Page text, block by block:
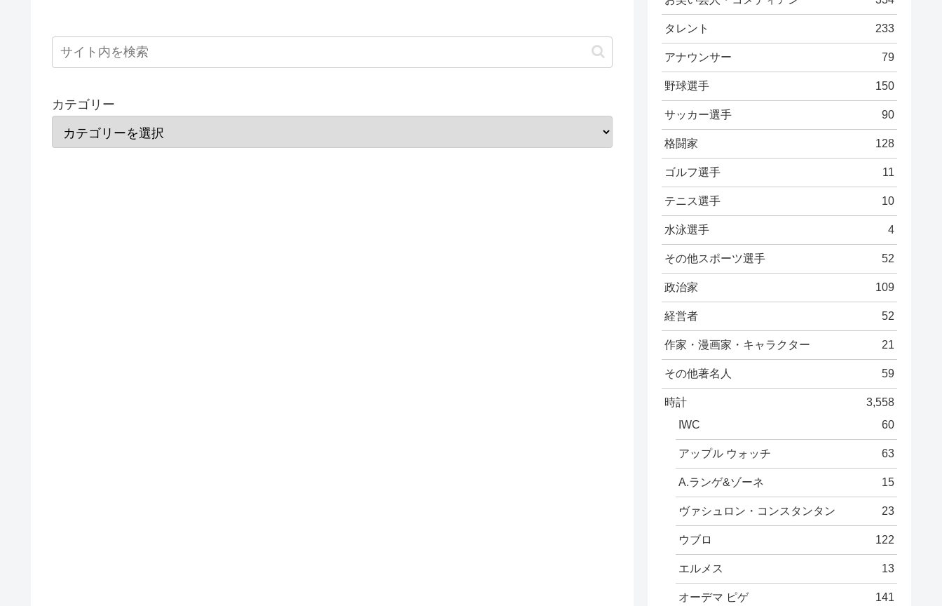
カテゴリー
タレント 233
アナウンサー 79
野球選手 150
サッカー選手 90
格闘家 128
ゴルフ選手 11
テニス選手 10
水泳選手 4
その他スポーツ選手 52
政治家 109
経営者 52
作家・漫画家・キャラクター 21
その他著名人 59
時計
3,558
IWC
60
アップル ウォッチ 63
A.ランゲ&ゾーネ 15
ヴァシュロン・コンスタンタン 23
ウブロ 122
エルメス 13
オーデマ ピゲ 141